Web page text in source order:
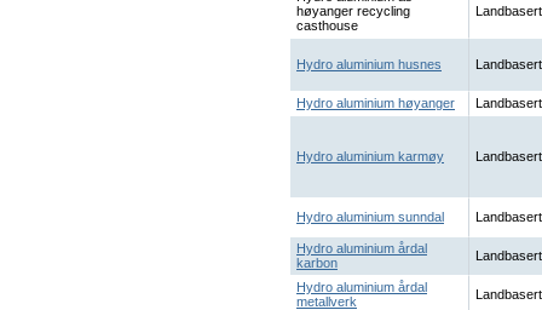
høyanger recycling
casthouse
Landbasert
Hydro aluminium husnes Landbasert
Hydro aluminium høyanger Landbasert
Hydro aluminium karmøy Landbasert
Hydro aluminium sunndal Landbasert
Hydro aluminium årdal
karbon
Landbasert
Hydro aluminium årdal
metallverk
Landbasert